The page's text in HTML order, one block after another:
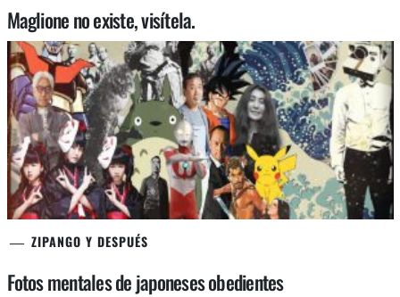
Maglione no existe, visítela.
ZIPANGO Y DESPUÉS
Fotos mentales de japoneses obedientes